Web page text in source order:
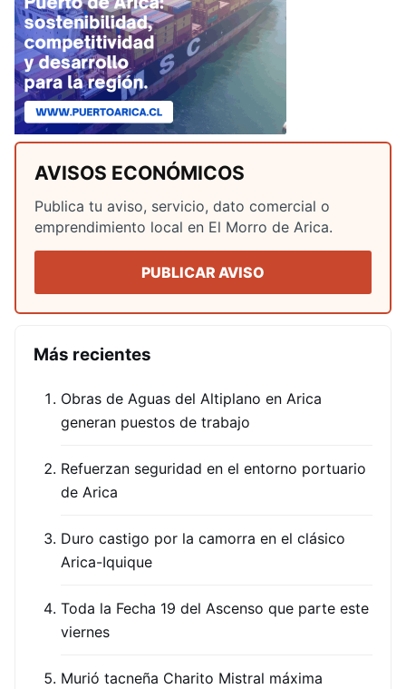
AVISOS ECONÓMICOS
Publica tu aviso, servicio, dato comercial o
emprendimiento local en El Morro de Arica.
PUBLICAR AVISO
Más recientes
Obras de Aguas del Altiplano en Arica
generan puestos de trabajo
Refuerzan seguridad en el entorno portuario
de Arica
Duro castigo por la camorra en el clásico
Arica-Iquique
Toda la Fecha 19 del Ascenso que parte este
viernes
Murió tacneña Charito Mistral máxima